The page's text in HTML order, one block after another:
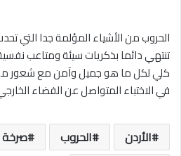
الحروب من الأشياء المؤلمة جدا التي
تنتهي دائما بذكريات سيئة ومتاعب
كلي لكل ما هو جميل وآمن مع شعور
في الاختباء المتواصل عن الفضاء
الأردن الحروب
صرخة